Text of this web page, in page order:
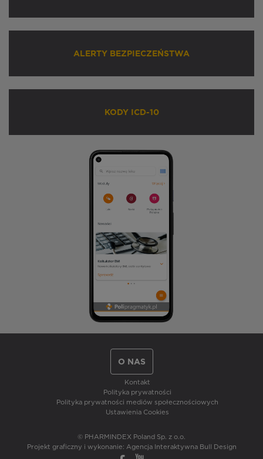
ALERTY BEZPIECZEŃSTWA
KODY ICD-10
O NAS
Kontakt
Polityka prywatności
Polityka prywatności mediów społecznościowych
Ustawienia Cookies
© PHARMINDEX Poland Sp. z o.o.
Projekt graficzny i wykonanie: Agencja Interaktywna Bull Design